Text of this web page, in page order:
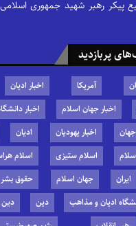
پیکر رهبر شهید جمهوری
پربازدید
آمریکا اخبار ادیان
اخبار جهان اسلام اخبار
اخبار یهودیان ادیان
اسلام ستیزی اسلام
ایران جهان اسلام حقوق بشر
ادیان و مذاهب دین